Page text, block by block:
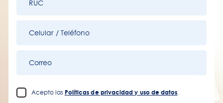
RUC
Celular / Teléfono
Correo
Acepto las Políticas de privacidad y uso de datos.